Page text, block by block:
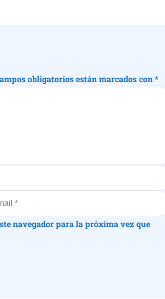
obligatorios están marcados con*
navegador para la próxima vez que